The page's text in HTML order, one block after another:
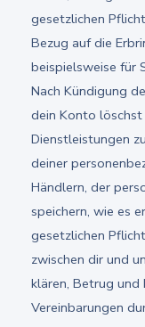
gesetzlichen
Bezug auf die
beispielsweise für
Nach Kündigung
dein Konto
Dienstleistungen
deiner
Händlern, der
speichern, wie es
gesetzlichen
zwischen dir und
klären, Betrug und
Vereinbarungen